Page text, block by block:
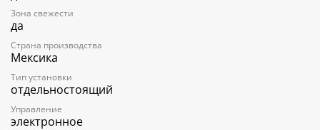
Зона свежести
да
Страна производства
Мексика
Тип установки
отдельностоящий
Управление
электронное